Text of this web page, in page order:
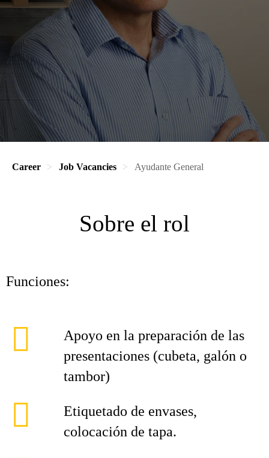
Career Job Vacancies Ayudante General
Sobre el rol
Funciones:
Apoyo en la preparación de las
presentaciones (cubeta, galón o
tambor)
Etiquetado de envases,
colocación de tapa.